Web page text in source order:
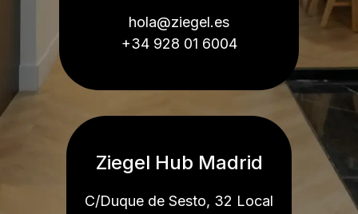
hola@ziegel.es
+34 928 01 6004
Ziegel Hub Madrid
C/Duque de Sesto, 32 Local